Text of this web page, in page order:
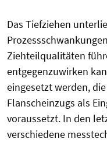
Das Tiefziehen
Ziehteilqualitäten
entgegenzuwirken
eingesetzt werden,
Flanscheinzugs als
voraussetzt. In den
verschiedene